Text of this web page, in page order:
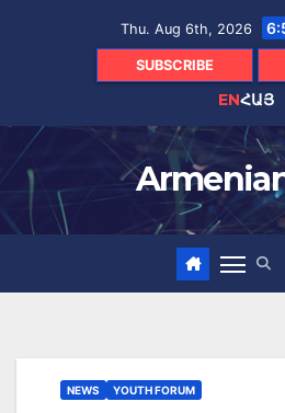
Thu. Aug 6th, 2026
SUBSCRIBE
ENՀԱՅ
NEWS YOUTH FORUM